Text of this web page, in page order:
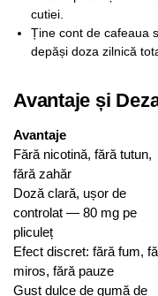
cutiei.
Ține cont de cafeaua
depăși doza zilnică
Avantaje și
Avantaje
Fără nicotină, fără tutun,
fără zahăr
Doză clară, ușor de
controlat — 80 mg pe
pliculeț
Efect discret: fără fum,
miros, fără pauze
Gust dulce de gumă de